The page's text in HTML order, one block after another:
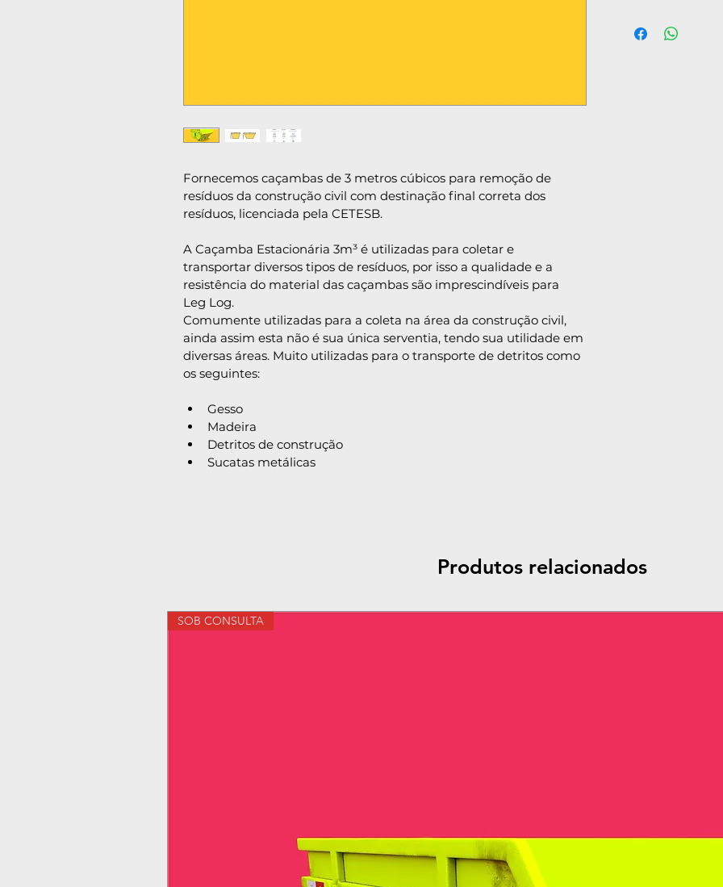
Fornecemos caçambas de 3 metros cúbicos para remoção de
resíduos da construção civil com destinação final correta dos
resíduos, licenciada pela CETESB.
A Caçamba Estacionária 3m³ é utilizadas para coletar e
transportar diversos tipos de resíduos, por isso a qualidade e a
resistência do material das caçambas são imprescindíveis para
Leg Log.
Comumente utilizadas para a coleta na área da construção civil,
ainda assim esta não é sua única serventia, tendo sua utilidade em
diversas áreas. Muito utilizadas para o transporte de detritos como
os seguintes:
Gesso
Madeira
Detritos de construção
Sucatas metálicas
Produtos relacionados
SOB CONSULTA